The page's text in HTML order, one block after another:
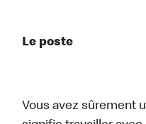
Le poste
Vous avez sûrement